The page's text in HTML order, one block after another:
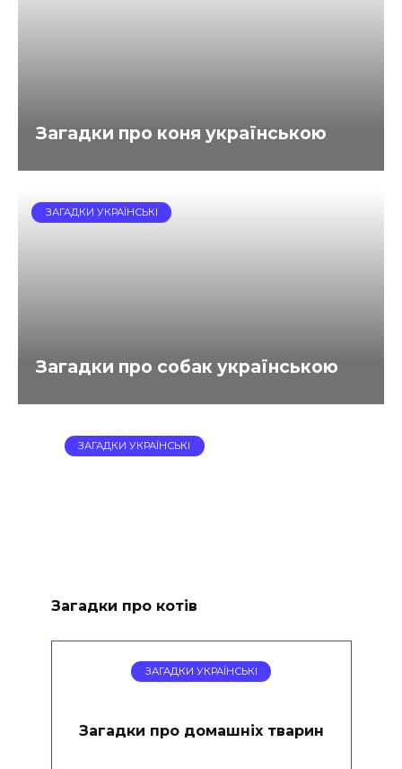
Загадки про коня українською
ЗАГАДКИ УКРАЇНСЬКІ
Загадки про собак українською
ЗАГАДКИ УКРАЇНСЬКІ
Загадки про котів
ЗАГАДКИ УКРАЇНСЬКІ
Загадки про домашніх тварин